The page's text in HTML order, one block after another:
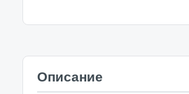
Описание